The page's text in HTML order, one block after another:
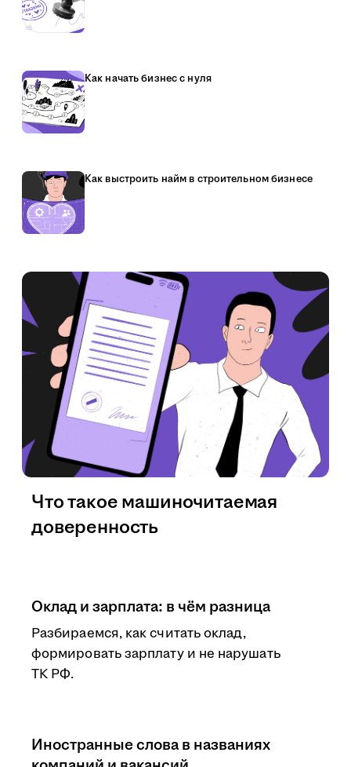
Как начать бизнес с нуля
Как выстроить найм в строительном бизнесе
Оклад и зарплата: в чём разница
Разбираемся, как считать оклад,
формировать зарплату и не нарушать
ТК РФ.
Иностранные слова в названиях
Что такое машиночитаемая
доверенность